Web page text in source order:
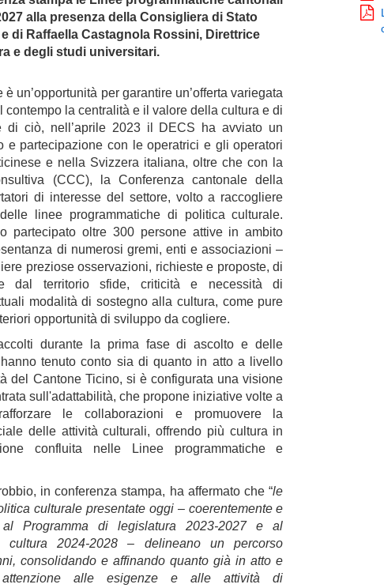
alla presenza della Consigliera di Stato
di Raffaella Castagnola Rossini, Direttrice
e degli studi universitari.
un’opportunità per garantire un’offerta variegata
la centralità e il valore della cultura e di
di ciò, nell’aprile 2023 il DECS ha avviato un
e partecipazione con le operatrici e gli operatori
e nella Svizzera italiana, oltre che con la
(CCC), la Conferenza cantonale della
di interesse del settore, volto a raccogliere
linee programmatiche di politica culturale.
partecipato oltre 300 persone attive in ambito
di numerosi gremi, enti e associazioni –
preziose osservazioni, richieste e proposte, di
dal territorio sfide, criticità e necessità di
modalità di sostegno alla cultura, come pure
opportunità di sviluppo da cogliere.
durante la prima fase di ascolto e delle
tenuto conto sia di quanto in atto a livello
del Cantone Ticino, si è configurata una visione
sull'adattabilità, che propone iniziative volte a
le collaborazioni e promuovere la
delle attività culturali, offrendo più cultura in
confluita nelle Linee programmatiche e
in conferenza stampa, ha affermato che “le
culturale presentate oggi – coerentemente e
Programma di legislatura 2023-2027 e al
cultura 2024-2028 – delineano un percorso
consolidando e affinando quanto già in atto e
attenzione alle esigenze e alle attività di